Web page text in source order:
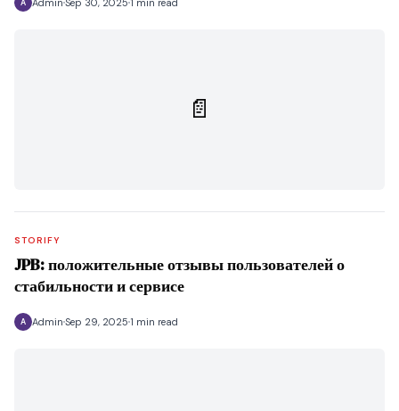
A
📄
STORIFY
JPB: положительные отзывы пользователей о
стабильности и сервисе
A Admin Sep 29, 2025 1 min read